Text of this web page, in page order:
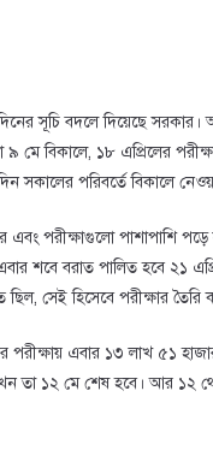
সূচি বদলে দিয়েছে সরকার।
বিকালে, ১৮ এপ্রিলের
পরিবর্তে বিকালে
পরীক্ষাগুলো পাশাপাশি পড়ে
শবে বরাত পালিত হবে ২১
ছিল, সেই হিসেবে পরীক্ষার তৈরি
এবার ১৩ লাখ ৫১
তা ১২ মে শেষ হবে। আর ১২